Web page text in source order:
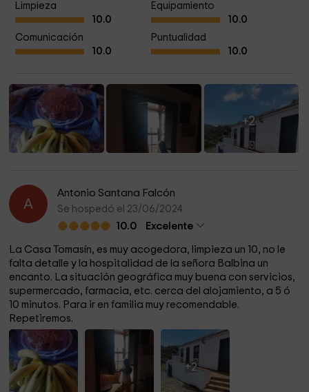
Limpieza
10.0
Equipamiento
10.0
Comunicación
10.0
Puntualidad
10.0
+2
A
Antonio Santana Falcón
Se hospedó el 23/06/2024
10.0
Excelente
La Casa Tomasín, es muy acogedora, limpieza un 10, no le
falta detalle y la hospitalidad de la señora Balbina un
encanto. La situación geográfica muy buena con servicios,
supermercado, farmacia, etc. cerca del alojamiento, a 5 ó
10 minutos. Para ir en familia muy recomendable.
Repetiremos.
+2